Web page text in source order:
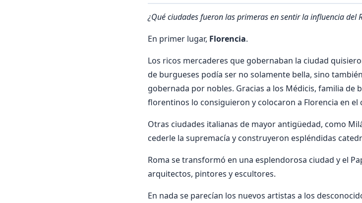
¿Qué ciudades fueron las primeras en sentir la influencia del
En primer lugar, Florencia.
Los ricos mercaderes que gobernaban la ciudad
de burgueses podía ser no solamente bella, sino
gobernada por nobles. Gracias a los Médicis, familia de
florentinos lo consiguieron y colocaron a Florencia en el
Otras ciudades italianas de mayor antigüedad, como
cederle la supremacía y construyeron espléndidas
Roma se transformó en una esplendorosa ciudad y el
arquitectos, pintores y escultores.
En nada se parecían los nuevos artistas a los